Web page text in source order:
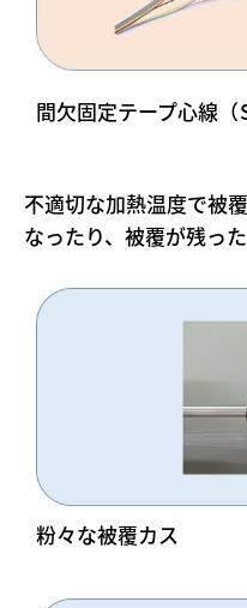
間欠固定テープ心線
不適切な加熱温度で被
なったり、被覆が残った
粉々な被覆カス